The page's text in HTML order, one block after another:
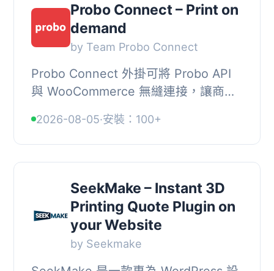
Probo Connect – Print on
demand
by Team Probo Connect
Probo Connect 外掛可將 Probo API
與 WooCommerce 無縫連接，讓商家
線上商店的運營效率。, , 【主要功能】
, • 直接整...
2026-08-05·安裝：100+
SeekMake – Instant 3D
Printing Quote Plugin on
your Website
by Seekmake